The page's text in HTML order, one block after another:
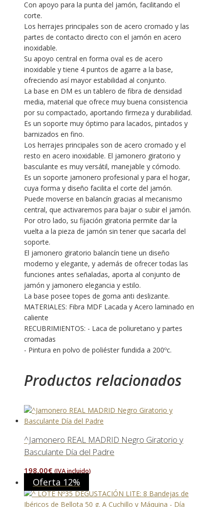
Con apoyo para la punta del jamón, facilitando el
corte.
Los herrajes principales son de acero cromado y las
partes de contacto directo con el jamón en acero
inoxidable.
Su apoyo central en forma oval es de acero
inoxidable y tiene 4 puntos de agarre a la base,
ofreciendo así mayor estabilidad al conjunto.
La base en DM es un tablero de fibra de densidad
media, material que ofrece muy buena consistencia
por su compactado, aportando firmeza y durabilidad.
Es un soporte muy óptimo para lacados, pintados y
barnizados en fino.
Los herrajes principales son de acero cromado y el
resto en acero inoxidable. El jamonero giratorio y
basculante es muy versátil, manejable y cómodo.
Es un soporte jamonero profesional y para el hogar,
cuya forma y diseño facilita el corte del jamón.
Puede moverse en balancín gracias al mecanismo
central, que activaremos para bajar o subir el jamón.
Por otro lado, su fijación giratoria permite dar la
vuelta a la pieza de jamón sin tener que sacarla del
soporte.
El jamonero giratorio balancín tiene un diseño
moderno y elegante, y además de ofrecer todas las
funciones antes señaladas, aporta al conjunto de
jamón y jamonero elegancia y estilo.
La base posee topes de goma anti deslizante.
MATERIALES: Fibra MDF Lacada y Acero laminado en
caliente
RECUBRIMIENTOS: - Laca de poliuretano y partes
cromadas
- Pintura en polvo de poliéster fundida a 200ºc.
Productos relacionados
^Jamonero REAL MADRID Negro Giratorio y
Basculante Día del Padre
198,00€ (IVA incluido)
Oferta 12%